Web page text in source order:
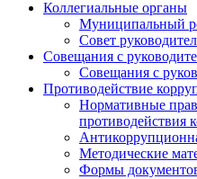
Коллегиальные органы
Муниципальный
Совет
Совещания с
Совещания с
Противодействие
Нормативные
противодействия
Методические
Формы